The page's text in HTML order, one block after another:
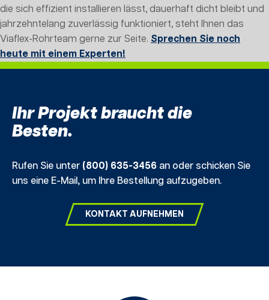
die sich effizient installieren lässt, dauerhaft dicht bleibt und
jahrzehntelang zuverlässig funktioniert, steht Ihnen das
Viaflex-Rohrteam gerne zur Seite. Sprechen Sie noch
heute mit einem Experten!
Ihr Projekt braucht die
Besten.
Rufen Sie unter (800) 635-3456 an oder schicken Sie
uns eine E-Mail, um Ihre Bestellung aufzugeben.
KONTAKT AUFNEHMEN